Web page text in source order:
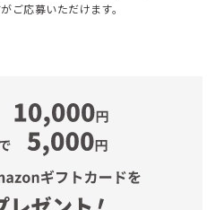
ご応募いただけます。